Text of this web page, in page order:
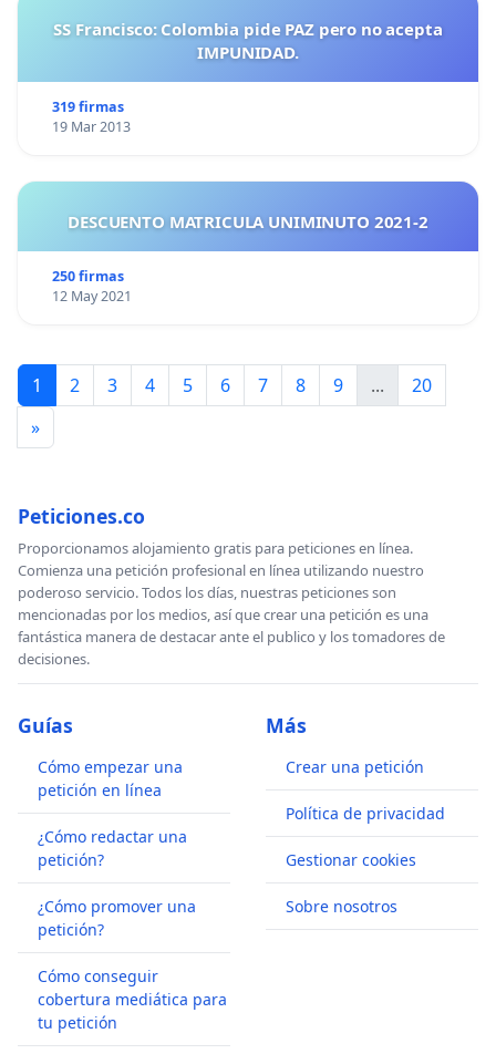
SS Francisco: Colombia pide PAZ pero no acepta
IMPUNIDAD.
319 firmas
19 Mar 2013
DESCUENTO MATRICULA UNIMINUTO 2021-2
250 firmas
12 May 2021
1 2 3 4 5 6 7 8 9 ...
20
»
Peticiones.co
Proporcionamos alojamiento gratis para peticiones en línea.
Comienza una petición profesional en línea utilizando nuestro
poderoso servicio. Todos los días, nuestras peticiones son
mencionadas por los medios, así que crear una petición es una
fantástica manera de destacar ante el publico y los tomadores de
decisiones.
Guías
Cómo empezar una
petición en línea
¿Cómo redactar una
petición?
¿Cómo promover una
petición?
Cómo conseguir
cobertura mediática para
tu petición
Más
Crear una petición
Política de privacidad
Gestionar cookies
Sobre nosotros